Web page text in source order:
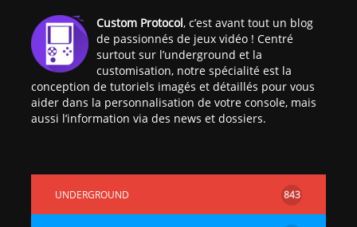
Custom Protocol, c’est avant tout un blog
de passionnés de jeux vidéo ! Centré
surtout sur l’underground et la
customisation, notre spécialité est la
conception de tutoriels imagés et détaillés pour vous
aider dans la personnalisation de votre console, mais
aussi l’information via des news et dossiers.
UNDERGROUND 843
[PS4] Le point sur le
fameux jailbreak pour
6.72 / 7.02
[Vita] La team CBPS
dévoile dans une
vidéo une flopée de
[PSP]
Custom
de retour !